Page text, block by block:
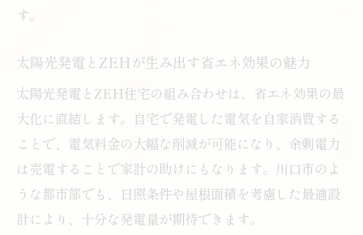
省エネ住宅へ導くZEHと蓄電池の活用法
太陽光と蓄電池で実現する省エネ住宅の魅
力
ZEH住宅で太陽光と蓄電池を最大活用する
方法
太陽光発電の余剰電力を蓄電池で賢く使う
コツ
す。
太陽光発電とZEHが生み出す省エネ効果の魅力
太陽光発電とZEH住宅の組み合わせは、省エネ効果の最
大化に直結します。自宅で発電した電気を自家消費する
ことで、電気料金の大幅な削減が可能になり、余剰電力
は売電することで家計の助けにもなります。川口市のよ
うな都市部でも、日照条件や屋根面積を考慮した最適設
計により、十分な発電量が期待できます。